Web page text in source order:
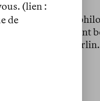
literature and
and his most recent
He lives in Berlin.
(lien :
de